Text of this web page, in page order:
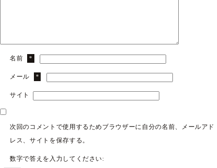
名前 *
メール *
サイト
次回のコメントで使用するためブラウザーに自分の名前、メールアド
レス、サイトを保存する。
数字で答えを入力してください: